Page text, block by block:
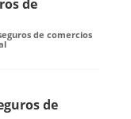
de
de comercios
de